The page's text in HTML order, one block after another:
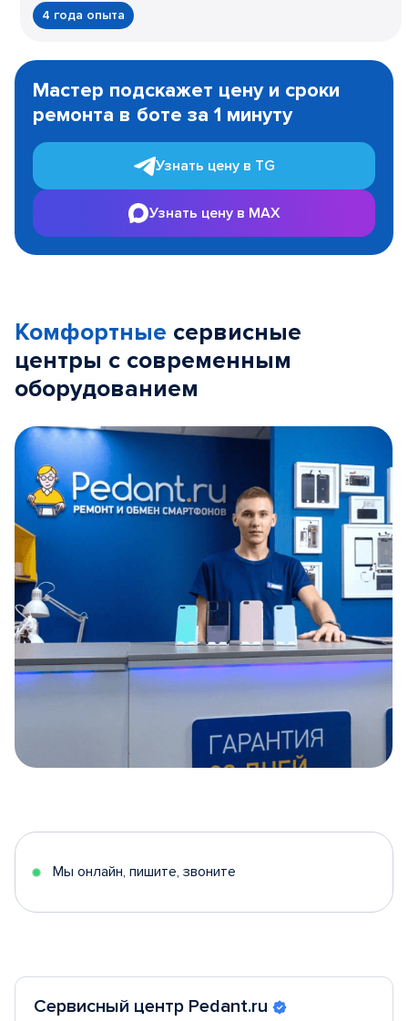
4 года опыта
1
Мастер подскажет цену и сроки
ремонта в боте за 1 минуту
Узнать цену в TG
Узнать цену в MAX
Комфортные сервисные
центры с современным
оборудованием
5
Мы онлайн, пишите, звоните
Сервисный центр Pedant.ru